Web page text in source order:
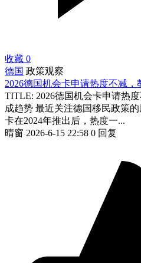
收藏 0
德国 政策观察
2026德国机会卡申请热度不减
TITLE: 2026德国机会卡申请热
成趋势 最近关注德国移民政策
卡在2024年推出后，热度一...
晴窗 2026-6-15 22:58 0 回复